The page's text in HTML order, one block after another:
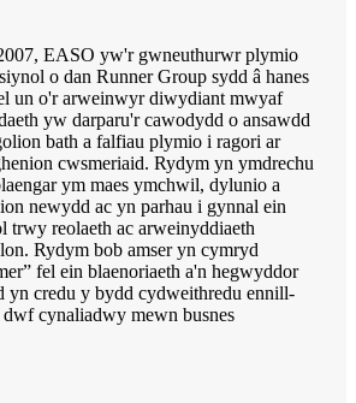
EASO yw'r gwneuthurwr plymio
o dan Runner Group sydd â hanes
un o'r arweinwyr diwydiant mwyaf
yw darparu'r cawodydd o ansawdd
bath a falfiau plymio i ragori ar
cwsmeriaid. Rydym yn ymdrechu
ym maes ymchwil, dylunio a
newydd ac yn parhau i gynnal ein
trwy reolaeth ac arweinyddiaeth
Rydym bob amser yn cymryd
fel ein blaenoriaeth a'n hegwyddor
yn credu y bydd cydweithredu ennill-
cynaliadwy mewn busnes